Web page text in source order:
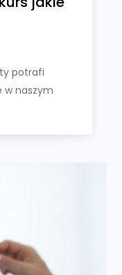
potrafi
w naszym